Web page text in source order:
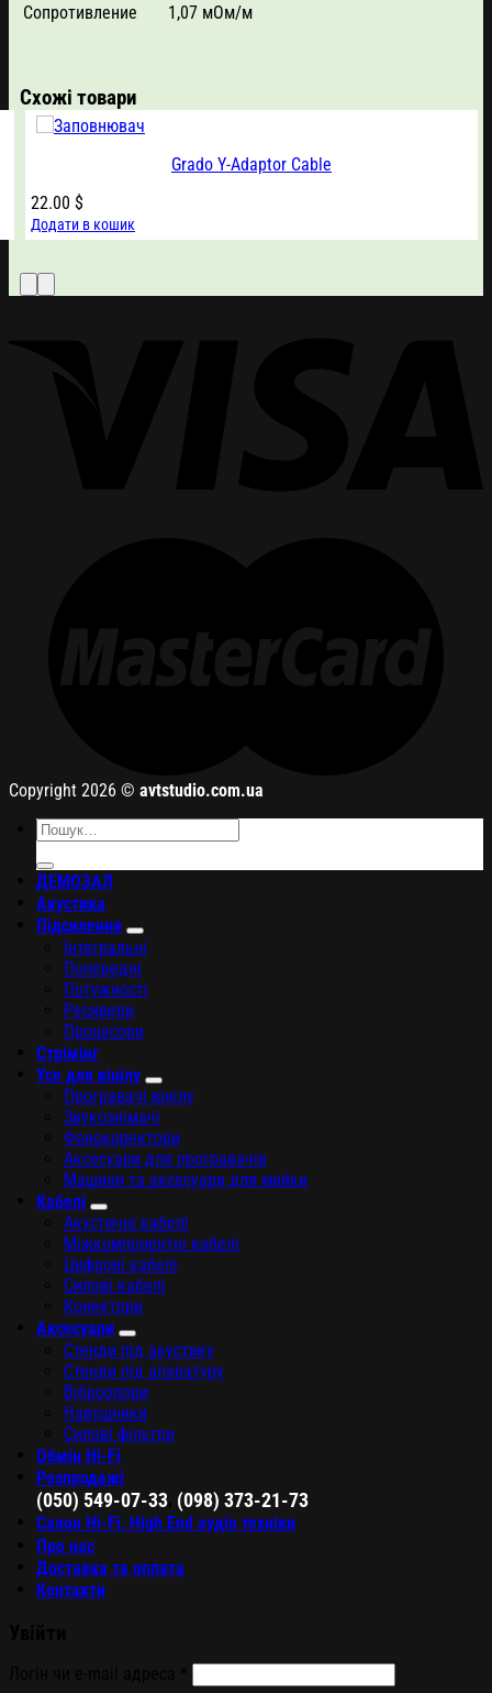
Сопротивление
1,07 мОм/м
Схожі товари
Grado Y-Adaptor Cable
22.00 $
Додати в кошик
Copyright 2026 © avtstudio.com.ua
Шукати:
ДЕМОЗАЛ
Акустика
Підсилення
Інтегральні
Попередні
Потужності
Ресивери
Процесори
Стрімінг
Усе для вінілу
Програвачі вінілу
Звукознімачі
Фонокоректори
Аксесуари для програвачів
Машини та аксесуари для мийки
Кабелі
Акустичні кабелі
Міжкомпонентні кабелі
Цифрові кабелі
Силові кабелі
Конектори
Аксесуари
Стенди під акустику
Стенди під апаратуру
Віброопори
Навушники
Силові фільтри
Обмін Hi-Fi
Розпродажі
(050) 549-07-33 (098) 373-21-73
Салон Hi-Fi, High End аудіо техніки
Про нас
Доставка та оплата
Контакти